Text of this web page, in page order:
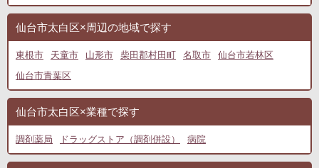
仙台市太白区×周辺の地域で探す
東根市 天童市 山形市 柴田郡村田町 名取市
仙台市若林区
仙台市青葉区
仙台市太白区×業種で探す
調剤薬局 ドラッグストア（調剤併設） 病院